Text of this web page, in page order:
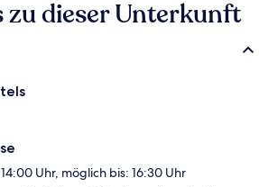
zu dieser Unterkunft
Uhr, möglich bis: 16:30 Uhr